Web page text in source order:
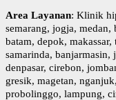
t
u
k
:
Area Layanan: Klinik
semarang, jogja,
batam, depok,
samarinda,
denpasar, cirebon,
gresik, magetan,
probolinggo, lampung,